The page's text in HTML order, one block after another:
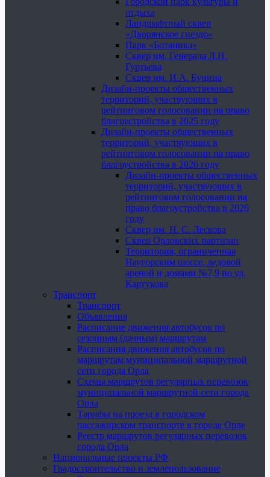
отдыха
Ландшафтный сквер
«Дворянское гнездо»
Парк «Ботаника»
Сквер им. Генерала Л.Н.
Гуртьева
Сквер им. И.А. Бунина
Дизайн-проекты общественных
территорий, участвующих в
рейтинговом голосовании на право
благоустройства в 2025 году
Дизайн-проекты общественных
территорий, участвующих в
рейтинговом голосовании на право
благоустройства в 2026 году
Дизайн-проекты общественных
территорий, участвующих в
рейтинговом голосовании на
право благоустройства в 2026
году
Сквер им. Н. С. Лескова
Сквер Орловских партизан
Территория, ограниченная
Наугорским шоссе, ледовой
ареной и домами №7,9 по ул.
Картукова
Транспорт
Транспорт
Объявления
Расписание движения автобусов по
сезонным (дачным) маршрутам
Расписания движения автобусов по
маршрутам муниципальной маршрутной
сети города Орла
Схемы маршрутов регулярных перевозок
муниципальной маршрутной сети города
Орла
Тарифы на проезд в городском
пассажирском транспорте в городе Орле
Реестр маршрутов регулярных перевозок
города Орла
Национальные проекты РФ
Градостроительство и землепользование